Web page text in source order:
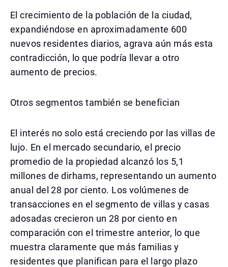
El crecimiento de la población de la ciudad,
expandiéndose en aproximadamente 600
nuevos residentes diarios, agrava aún más esta
contradicción, lo que podría llevar a otro
aumento de precios.
Otros segmentos también se benefician
El interés no solo está creciendo por las villas de
lujo. En el mercado secundario, el precio
promedio de la propiedad alcanzó los 5,1
millones de dirhams, representando un aumento
anual del 28 por ciento. Los volúmenes de
transacciones en el segmento de villas y casas
adosadas crecieron un 28 por ciento en
comparación con el trimestre anterior, lo que
muestra claramente que más familias y
residentes que planifican para el largo plazo